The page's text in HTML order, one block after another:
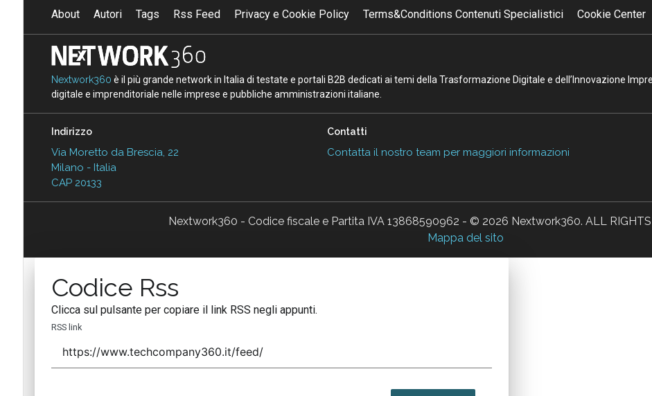
About Autori Tags Rss Feed Privacy e Cookie Policy Terms&Conditions Contenuti Specialistici Cookie Center
Nextwork360 è il più grande network in Italia di testate e portali B2B dedicati ai temi della Trasformazione Digitale e dell’Innovazione
digitale e imprenditoriale nelle imprese e pubbliche amministrazioni italiane.
Indirizzo
Via Moretto da Brescia, 22
Milano - Italia
CAP 20133
Contatti
Contatta il nostro team per maggiori informazioni
Nextwork360 - Codice fiscale e Partita IVA 13868590962 - © 2026 Nextwork360. ALL RIGHTS
Mappa del sito
Codice Rss
Clicca sul pulsante per copiare il link RSS negli appunti.
RSS link